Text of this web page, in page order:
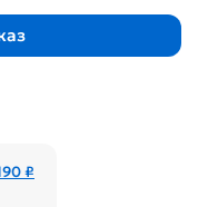
₽